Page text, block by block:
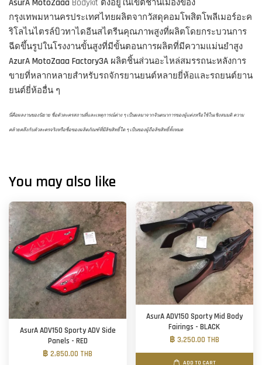
AsurA MotoZaaa Bodykit ตั้งอยู่ในเขตชานเมืองของ
กรุงเทพมหานครประเทศไทยผลิตจากวัสดุคอมโพสิตโพลีเมอร์อะค
ริโลไนไตรล์บิวทาไดอีนสไตรีนคุณภาพสูงที่ผลิตโดยกระบวนการ
ฉีดขึ้นรูปในโรงงานขั้นสูงที่มีขั้นตอนการผลิตที่มีความแม่นยำสูง
AzurA MotoZaaa Factory3A ผลิตชิ้นส่วนอะไหล่สมรรถนะหลังการ
ขายที่หลากหลายสำหรับรถจักรยานยนต์หลายยี่ห้อและรถยนต์ยาน
ยนต์ยี่ห้ออื่น ๆ
นี่คือผลงานของนิยาย ชื่อตัวละครสถานที่และเหตุการณ์ต่าง ๆ เป็นผลมาจากจินตนาการของผู้แต่งหรือใช้ในเชิงสมมติ ความ
คล้ายคลึงกับตัวละครจริงหรือชื่อของผลิตภัณฑ์ที่มีลิขสิทธิ์ใด ๆ เป็นของผู้ถือลิขสิทธิ์ทั้งหมด
You may also like
AsurA ADV150 Sporty ADV Side
Panels - RED
฿ 2,850.00 THB
AsurA ADV150 Sporty Mid Body
Fairings - BLACK
฿ 3,250.00 THB
ADD TO CART